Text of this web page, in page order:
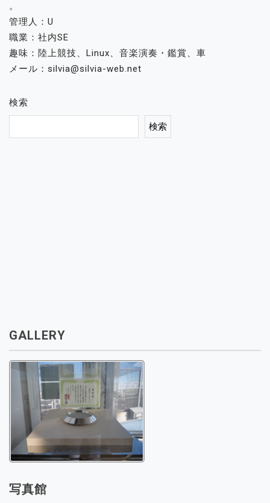
。
管理人：U
職業：社内SE
趣味：陸上競技、Linux、音楽演奏・鑑賞、車
メール：silvia@silvia-web.net
検索
検索
GALLERY
写真館